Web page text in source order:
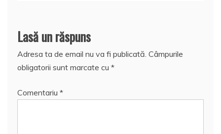
Lasă un răspuns
Adresa ta de email nu va fi publicată. Câmpurile
obligatorii sunt marcate cu *
Comentariu *